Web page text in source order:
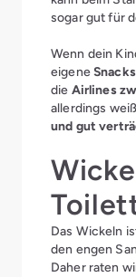
sogar gut für
Wenn dein
eigene
die Airlines
allerdings
und gut
Das Wickeln
den engen
Daher raten